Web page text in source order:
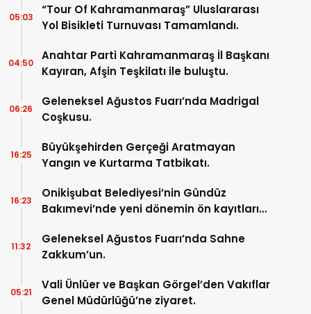
“Tour Of Kahramanmaraş” Uluslararası
Yol Bisikleti Turnuvası Tamamlandı.
05:03
Anahtar Parti Kahramanmaraş İl Başkanı
Kayıran, Afşin Teşkilatı ile buluştu.
04:50
Geleneksel Ağustos Fuarı’nda Madrigal
Coşkusu.
06:26
Büyükşehirden Gerçeği Aratmayan
Yangın ve Kurtarma Tatbikatı.
16:25
Onikişubat Belediyesi’nin Gündüz
Bakımevi’nde yeni dönemin ön kayıtları
16:23
Geleneksel Ağustos Fuarı’nda Sahne
Zakkum’un.
11:32
Vali Ünlüer ve Başkan Görgel’den Vakıflar
Genel Müdürlüğü’ne ziyaret.
05:21